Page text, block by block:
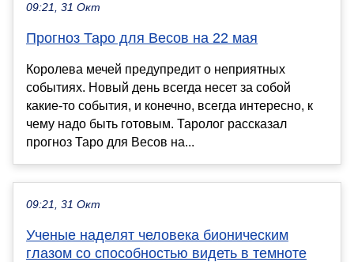
09:21, 31 Окт
Прогноз Таро для Весов на 22 мая
Королева мечей предупредит о неприятных
событиях. Новый день всегда несет за собой
какие-то события, и конечно, всегда интересно, к
чему надо быть готовым. Таролог рассказал
прогноз Таро для Весов на...
09:21, 31 Окт
Ученые наделят человека бионическим
глазом со способностью видеть в темноте